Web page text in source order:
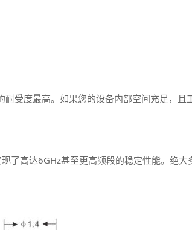
受度最高。如果您的设备内部空间充足，且
了高达6GHz甚至更高频段的稳定性能。绝大